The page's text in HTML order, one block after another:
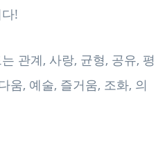
!
관계, 사랑, 균형, 공유, 평
움, 예술, 즐거움, 조화, 의